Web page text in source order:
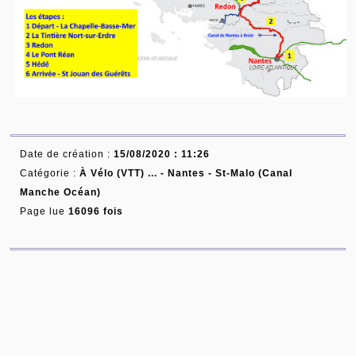
Date de création : 15/08/2020 : 11:26
Catégorie : À Vélo (VTT) ... - Nantes - St-Malo (Canal
Manche Océan)
Page lue 16096 fois